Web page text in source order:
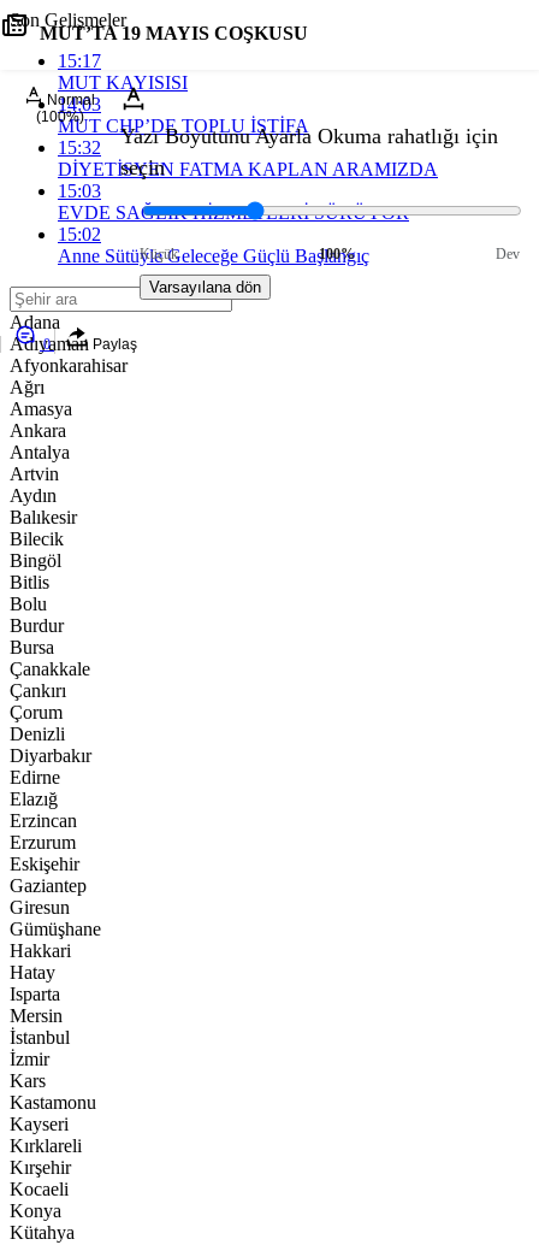
Son Gelişmeler
15:17
MUT KAYISISI
14:03
MUT CHP’DE TOPLU İSTİFA
15:32
DİYETİSYEN FATMA KAPLAN ARAMIZDA
15:03
EVDE SAĞLIK HİZMETLERİ SÜRÜYOR
15:02
Anne Sütüyle Geleceğe Güçlü Başlangıç
Adana
Adıyaman
Afyonkarahisar
Ağrı
Amasya
Ankara
Antalya
Artvin
Aydın
Balıkesir
Bilecik
Bingöl
Bitlis
Bolu
Burdur
Bursa
Çanakkale
Çankırı
Çorum
Denizli
Diyarbakır
Edirne
Elazığ
Erzincan
Erzurum
Eskişehir
Gaziantep
Giresun
Gümüşhane
Hakkari
Hatay
Isparta
Mersin
İstanbul
İzmir
Kars
Kastamonu
Kayseri
Kırklareli
Kırşehir
Kocaeli
Konya
Kütahya
MUT’TA 19 MAYIS COŞKUSU
Normal
(100%)
Yazı Boyutunu Ayarla Okuma rahatlığı için
seçin
Küçük 100% Dev
Varsayılana dön
0 Paylaş